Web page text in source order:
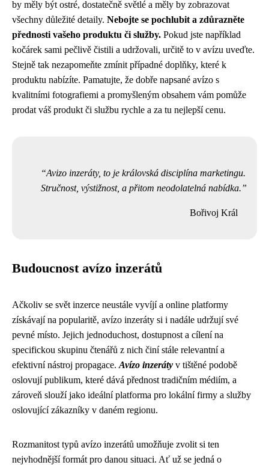
by měly být ostré, dostatečně světlé a měly by zobrazovat
všechny důležité detaily. Nebojte se pochlubit a zdůrazněte
přednosti vašeho produktu či služby. Pokud jste například
kočárek sami pečlivě čistili a udržovali, určitě to v avízu uveďte.
Stejně tak nezapomeňte zmínit případné doplňky, které k
produktu nabízíte. Pamatujte, že dobře napsané avízo s
kvalitními fotografiemi a promyšleným obsahem vám pomůže
prodat váš produkt či službu rychle a za tu nejlepší cenu.
Avizo inzeráty, to je královská disciplína marketingu.
Stručnost, výstižnost, a přitom neodolatelná nabídka.
Bořivoj Král
Budoucnost avízo inzerátů
Ačkoliv se svět inzerce neustále vyvíjí a online platformy
získávají na popularitě, avízo inzeráty si i nadále udržují své
pevné místo. Jejich jednoduchost, dostupnost a cílení na
specifickou skupinu čtenářů z nich činí stále relevantní a
efektivní nástroj propagace. Avízo inzeráty v tištěné podobě
oslovují publikum, které dává přednost tradičním médiím, a
zároveň slouží jako ideální platforma pro lokální firmy a služby
oslovující zákazníky v daném regionu.
Rozmanitost typů avízo inzerátů umožňuje zvolit si ten
nejvhodnější formát pro danou situaci. Ať už se jedná o